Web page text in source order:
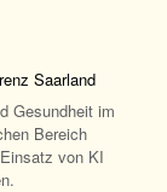
Saarland
Gesundheit im
Bereich
von KI